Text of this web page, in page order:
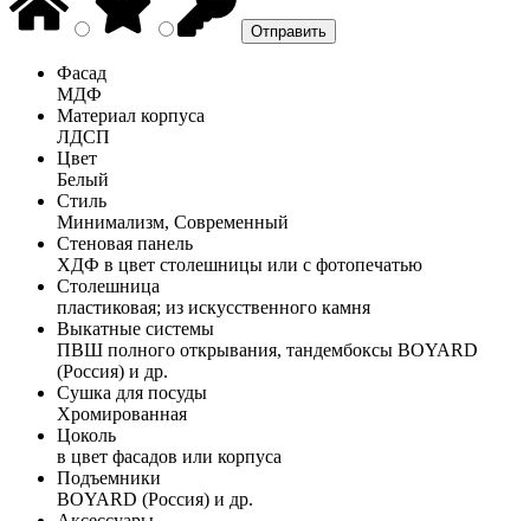
Фасад
МДФ
Материал корпуса
ЛДСП
Цвет
Белый
Стиль
Минимализм, Современный
Стеновая панель
ХДФ в цвет столешницы или с фотопечатью
Столешница
пластиковая; из искусственного камня
Выкатные системы
ПВШ полного открывания, тандембоксы BOYARD
(Россия) и др.
Сушка для посуды
Хромированная
Цоколь
в цвет фасадов или корпуса
Подъемники
BOYARD (Россия) и др.